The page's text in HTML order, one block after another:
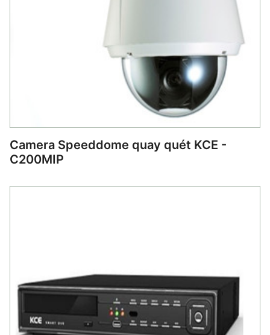
Camera Speeddome quay quét KCE -
C200MIP